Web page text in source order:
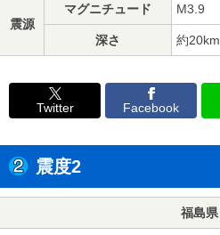
震源
マグニチュード M3.9
深さ 約20km
Twitter Facebook
震度2
福島県